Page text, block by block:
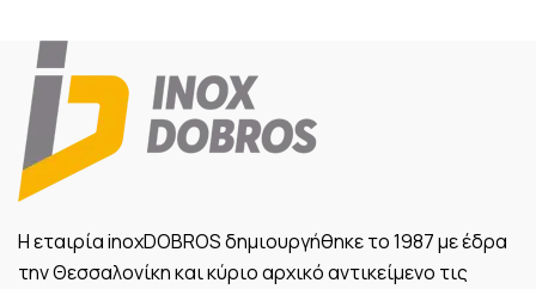
Η εταιρία inoxDOBROS δημιουργήθηκε το 1987 με έδρα
την Θεσσαλονίκη και κύριο αρχικό αντικείμενο τις